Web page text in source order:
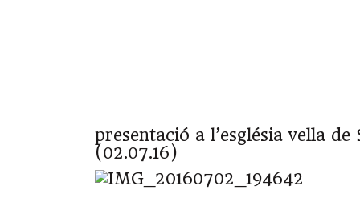
presentació a l’església vella de
(02.07.16)